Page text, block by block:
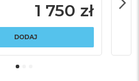
1 750 zł
DODAJ